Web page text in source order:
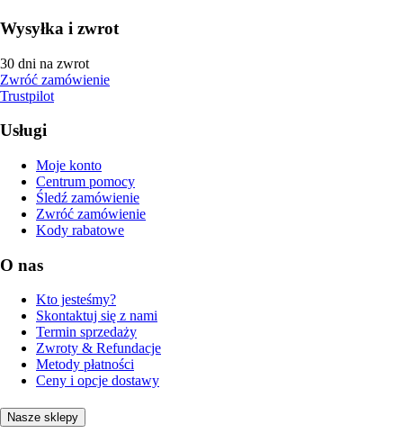
Wysyłka i zwrot
30 dni na zwrot
Zwróć zamówienie
Trustpilot
Usługi
Moje konto
Centrum pomocy
Śledź zamówienie
Zwróć zamówienie
Kody rabatowe
O nas
Kto jesteśmy?
Skontaktuj się z nami
Termin sprzedaży
Zwroty & Refundacje
Metody płatności
Ceny i opcje dostawy
Nasze sklepy